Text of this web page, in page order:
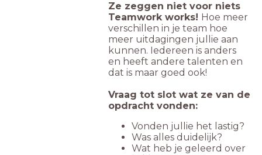
Ze zeggen niet voor niets
Teamwork works! Hoe meer
verschillen in je team hoe
meer uitdagingen jullie aan
kunnen. Iedereen is anders
en heeft andere talenten en
dat is maar goed ook!
Vraag tot slot wat ze van de
opdracht vonden:
Vonden jullie het lastig?
Was alles duidelijk?
Wat heb je geleerd over